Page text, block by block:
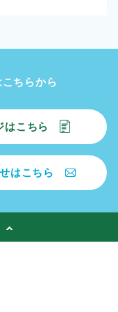
ちらから
はこちら
はこちら